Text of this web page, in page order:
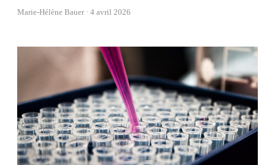
Marie-Hélène Bauer · 4 avril 2026